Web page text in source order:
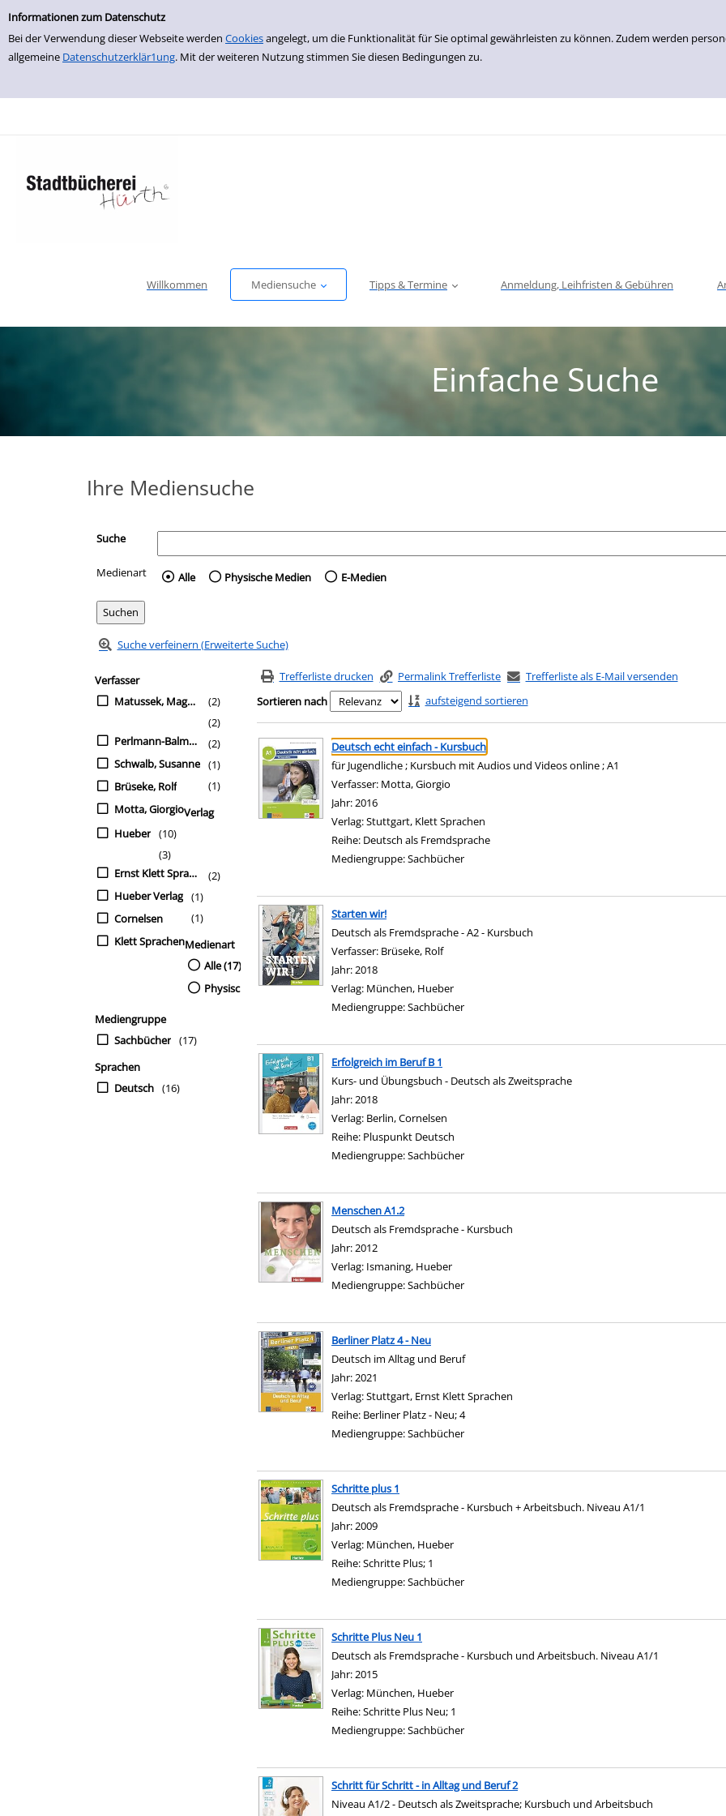
Einfache Suche
Informationen zum Datenschutz
Bei der Verwendung dieser Webseite werden Cookiesangelegt, um die Funktionalität für Sie optimal gewährleisten zu können. Zudem werden
allgemeine Datenschutzerklär1ung. Mit der weiteren Nutzung stimmen Sie diesen Bedingungen zu.
zur Navigation springen
zum Inhalt springen
Zu den Suchfiltern springen
Zur Trefferliste springen
Willkommen Mediensuche Tipps & Termine Anmeldung, Leihfristen & Gebühren
Einfache Suche
Ihre Mediensuche
Suche
Medienart Wählen Sie die Medienart nach der Sie suchen wollen.
Alle Physische Medien E-Medien
Suche verfeinern (Erweiterte Suche)
Suchfilter
Zur Trefferliste springen
Verfasser
Matussek, Magdalena
(2)
Perlmann-Balme, Michaela
(2)
Schwalb, Susanne
(2)
Brüseke, Rolf
(1)
Motta, Giorgio
(1)
Verlag
Hueber (10)
Ernst Klett Sprachen
(3)
Hueber Verlag
(2)
Cornelsen
(1)
Klett Sprachen
(1)
Medienart
Alle (17)
Physische Medien (17)
Mediengruppe
Sachbücher (17)
Sprachen
Deutsch (16)
Trefferliste drucken Permalink Trefferliste
Trefferliste als E-Mail versenden
Sortieren nach
aufsteigend sortieren
Suchergebnis
Zu den Suchfiltern springen
Deutsch echt einfach - Kursbuch
für Jugendliche ; Kursbuch mit Audios und Videos online ; A1
Verfasser: Motta, Giorgio
Jahr:2016
Verlag:Stuttgart, Klett Sprachen
Reihe: Deutsch als Fremdsprache
Mediengruppe:Sachbücher
Starten wir!
Deutsch als Fremdsprache - A2 - Kursbuch
Verfasser: Brüseke, RolfSuche nach diesem Verfasser
Jahr:2018
Verlag: München, Hueber
Mediengruppe:Sachbücher
Erfolgreich im Beruf B 1
Kurs- und Übungsbuch - Deutsch als Zweitsprache
Suche nach diesem Verfasser
Jahr:2018
Verlag: Berlin, Cornelsen
Reihe: Pluspunkt Deutsch
Mediengruppe:Sachbücher
Menschen A1.2
Deutsch als Fremdsprache - Kursbuch
Suche nach diesem Verfasser
Jahr:2012
Verlag: Ismaning, Hueber
Mediengruppe:Sachbücher
Berliner Platz 4 - Neu
Deutsch im Alltag und Beruf
Suche nach diesem Verfasser
Jahr:2021
Verlag:Stuttgart, Ernst Klett Sprachen
Reihe: Berliner Platz - Neu; 4
Mediengruppe:Sachbücher
Schritte plus 1
Deutsch als Fremdsprache - Kursbuch + Arbeitsbuch. Niveau A1/1
Suche nach diesem Verfasser
Jahr:2009
Verlag: München, Hueber
Reihe:Schritte Plus; 1
Mediengruppe:Sachbücher
Schritte Plus Neu 1
Deutsch als Fremdsprache - Kursbuch und Arbeitsbuch. Niveau A1/1
Suche nach diesem Verfasser
Jahr:2015
Verlag: München, Hueber
Reihe:Schritte Plus Neu; 1
Mediengruppe:Sachbücher
Schritt für Schritt - in Alltag und Beruf 2
Niveau A1/2 - Deutsch als Zweitsprache; Kursbuch und Arbeitsbuch